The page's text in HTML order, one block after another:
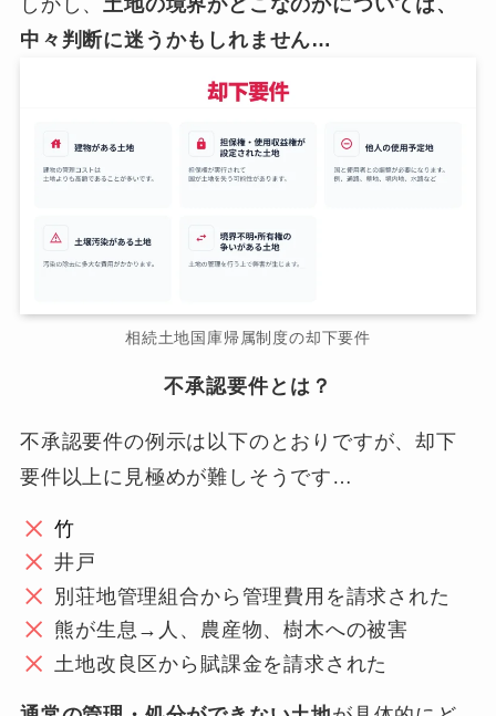
しかし、土地の境界がどこなのかについては、
中々判断に迷うかもしれません…
相続土地国庫帰属制度の却下要件
不承認要件とは？
不承認要件の例示は以下のとおりですが、却下
要件以上に見極めが難しそうです…
竹
井戸
別荘地管理組合から管理費用を請求された
熊が生息→人、農産物、樹木への被害
土地改良区から賦課金を請求された